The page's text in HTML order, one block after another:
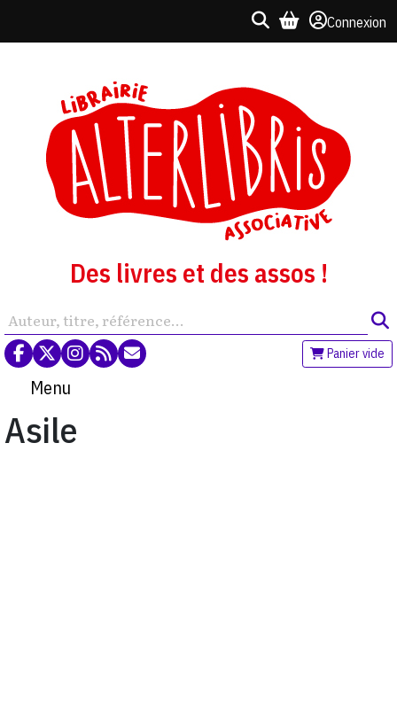
Connexion
Des livres et des assos !
Panier vide
Menu
Asile